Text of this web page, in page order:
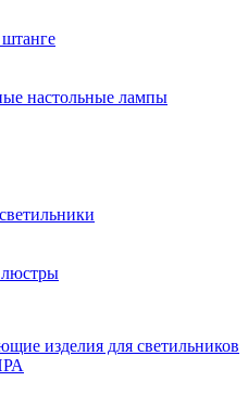
настольные лампы
изделия для светильников